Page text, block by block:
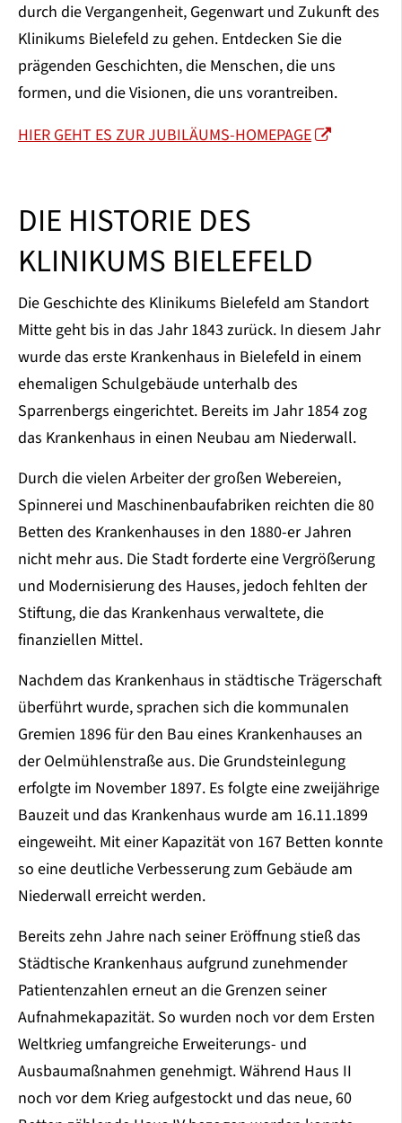
durch die Vergangenheit, Gegenwart und Zukunft des
Klinikums Bielefeld zu gehen. Entdecken Sie die
prägenden Geschichten, die Menschen, die uns
formen, und die Visionen, die uns vorantreiben.
HIER GEHT ES ZUR JUBILÄUMS-HOMEPAGE
DIE HISTORIE DES
KLINIKUMS BIELEFELD
Die Geschichte des Klinikums Bielefeld am Standort
Mitte geht bis in das Jahr 1843 zurück. In diesem Jahr
wurde das erste Krankenhaus in Bielefeld in einem
ehemaligen Schulgebäude unterhalb des
Sparrenbergs eingerichtet. Bereits im Jahr 1854 zog
das Krankenhaus in einen Neubau am Niederwall.
Durch die vielen Arbeiter der großen Webereien,
Spinnerei und Maschinenbaufabriken reichten die 80
Betten des Krankenhauses in den 1880-er Jahren
nicht mehr aus. Die Stadt forderte eine Vergrößerung
und Modernisierung des Hauses, jedoch fehlten der
Stiftung, die das Krankenhaus verwaltete, die
finanziellen Mittel.
Nachdem das Krankenhaus in städtische Trägerschaft
überführt wurde, sprachen sich die kommunalen
Gremien 1896 für den Bau eines Krankenhauses an
der Oelmühlenstraße aus. Die Grundsteinlegung
erfolgte im November 1897. Es folgte eine zweijährige
Bauzeit und das Krankenhaus wurde am 16.11.1899
eingeweiht. Mit einer Kapazität von 167 Betten konnte
so eine deutliche Verbesserung zum Gebäude am
Niederwall erreicht werden.
Bereits zehn Jahre nach seiner Eröffnung stieß das
Städtische Krankenhaus aufgrund zunehmender
Patientenzahlen erneut an die Grenzen seiner
Aufnahmekapazität. So wurden noch vor dem Ersten
Weltkrieg umfangreiche Erweiterungs- und
Ausbaumaßnahmen genehmigt. Während Haus II
noch vor dem Krieg aufgestockt und das neue, 60